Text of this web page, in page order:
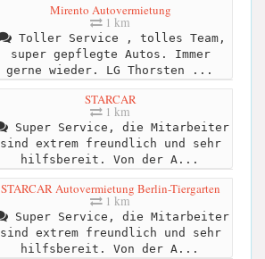
Mirento Autovermietung
1 km
Toller Service , tolles Team,
super gepflegte Autos. Immer
gerne wieder. LG Thorsten ...
STARCAR
1 km
Super Service, die Mitarbeiter
sind extrem freundlich und sehr
hilfsbereit. Von der A...
STARCAR Autovermietung Berlin-Tiergarten
1 km
Super Service, die Mitarbeiter
sind extrem freundlich und sehr
hilfsbereit. Von der A...